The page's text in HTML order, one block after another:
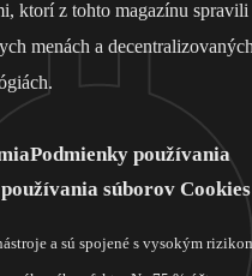
ktorí z tohto magazínu spravili
menách a
Podmienky používania
súborov Cookies
a sú spojené s vysokým